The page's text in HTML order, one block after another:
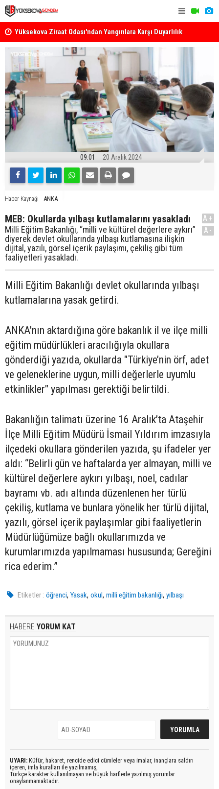
Yüksekova Ziraat Odası'ndan Yangınlara Karşı Duyarlılık
Çağrısı
09:01 20 Aralık 2024
Haber Kaynağı ANKA
MEB: Okullarda yılbaşı kutlamalarını yasakladı
Milli Eğitim Bakanlığı, “milli ve kültürel değerlere aykırı”
diyerek devlet okullarında yılbaşı kutlamasına ilişkin
dijital, yazılı, görsel içerik paylaşımı, çekiliş gibi tüm
faaliyetleri yasakladı.
A+
A-
Milli Eğitim Bakanlığı devlet okullarında yılbaşı
kutlamalarına yasak getirdi.
ANKA'nın aktardığına göre bakanlık il ve ilçe milli
eğitim müdürlükleri aracılığıyla okullara
gönderdiği yazıda, okullarda "Türkiye’nin örf, adet
ve geleneklerine uygun, milli değerlerle uyumlu
etkinlikler" yapılması gerektiği belirtildi.
Bakanlığın talimatı üzerine 16 Aralık’ta Ataşehir
İlçe Milli Eğitim Müdürü İsmail Yıldırım imzasıyla
ilçedeki okullara gönderilen yazıda, şu ifadeler yer
aldı: “Belirli gün ve haftalarda yer almayan, milli ve
kültürel değerlere aykırı yılbaşı, noel, cadılar
bayramı vb. adı altında düzenlenen her türlü
çekiliş, kutlama ve bunlara yönelik her türlü dijital,
yazılı, görsel içerik paylaşımlar gibi faaliyetlerin
Müdürlüğümüze bağlı okullarımızda ve
kurumlarımızda yapılmaması hususunda; Gereğini
rica ederim.”
Etiketler : öğrenci,Yasak,okul,milli eğitim bakanlığı,yılbaşı
HABERE YORUM KAT
UYARI: Küfür, hakaret, rencide edici cümleler veya imalar, inançlara saldırı
içeren, imla kuralları ile yazılmamış,
Türkçe karakter kullanılmayan ve büyük harflerle yazılmış yorumlar
onaylanmamaktadır.